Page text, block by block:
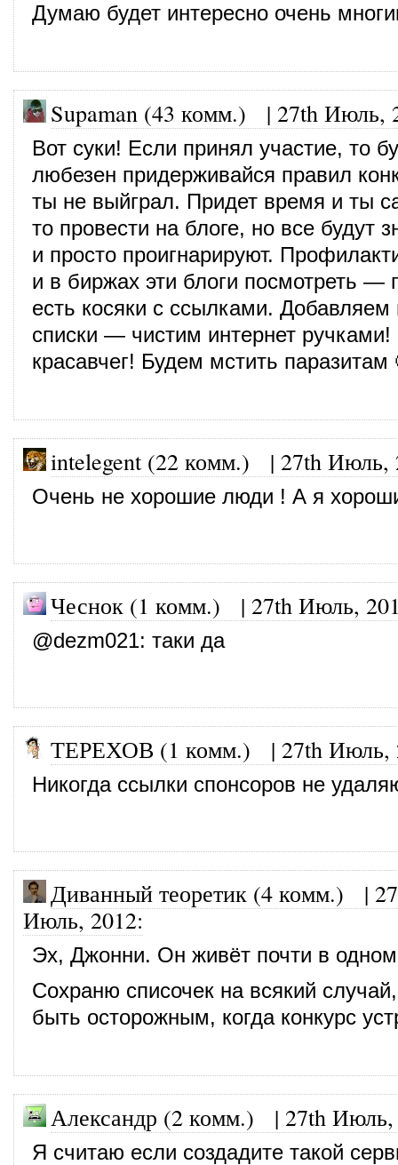
Думаю будет интересно очень
Supaman (43 комм.) | 27th Июль,
Вот суки! Если принял участие, то
любезен придерживайся правил
ты не выйграл. Придет время и ты
то провести на блоге, но все будут
и просто проигнарируют.
и в биржах эти блоги посмотреть
есть косяки с ссылками.
списки — чистим интернет ручками!
красавчег! Будем мстить
intelegent (22 комм.) | 27th Июль,
Очень не хорошие люди ! А я
Чеснок (1 комм.) | 27th Июль,
@dezm021: таки да
ТЕРЕХОВ (1 комм.) | 27th Июль,
Никогда ссылки спонсоров не
Диванный теоретик (4 комм.) |
Июль, 2012:
Эх, Джонни. Он живёт почти в
Сохраню списочек на всякий
быть осторожным, когда конкурс
Александр (2 комм.) | 27th Июль,
Я считаю если создадите такой